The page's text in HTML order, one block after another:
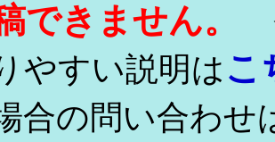
できません。
やすい説明はこ
合の問い合わせ